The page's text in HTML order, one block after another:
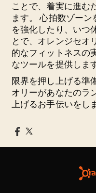
ことで、着実に進む
ます。 心拍数ゾー
を強化したり、いつ
とで、オレンジセオ
的なフィットネスの
なツールを提供しま
限界を押し上げる準
オリーがあなたのラ
上げるお手伝いをし